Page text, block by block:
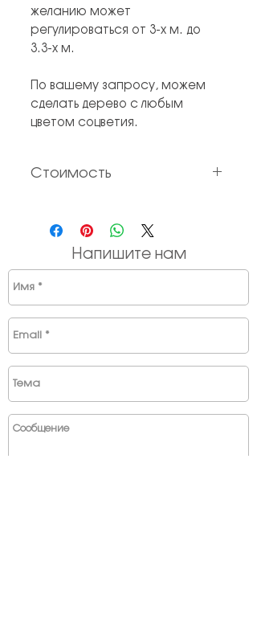
желанию может
регулироваться от 3-х м. до
3.3-х м.
По вашему запросу, можем
сделать дерево с любым
цветом соцветия.
Стоимость
сутки: 3000 р.
ДОСТАВКА И МОНТАЖ
ОПЛАЧИВАЮТСЯ ОТДЕЛЬНО
Напишите нам